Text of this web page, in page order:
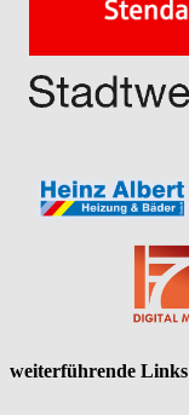
weiterführende Links